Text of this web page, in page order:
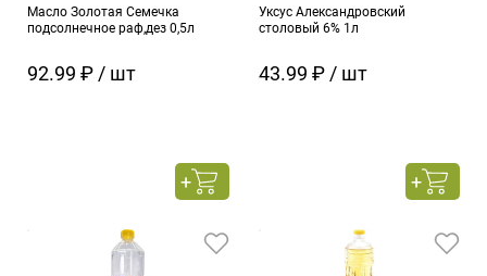
Масло Золотая Семечка
подсолнечное раф,дез 0,5л
92.99 ₽ / шт
Уксус Александровский
столовый 6% 1л
43.99 ₽ / шт